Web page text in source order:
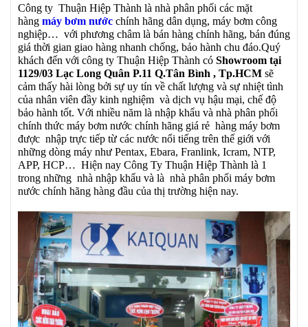
Công ty Thuận Hiệp Thành là nhà phân phối các mặt
hàng máy bơm nước chính hãng dân dụng, máy bơm công
nghiệp… với phương châm là bán hàng chính hãng, bán đúng
giá thời gian giao hàng nhanh chống, bảo hành chu đáo.Quý
khách đến với công ty Thuận Hiệp Thành có Showroom tại
1129/03 Lạc Long Quân P.11 Q.Tân Bình , Tp.HCM sẽ
cảm thấy hài lòng bởi sự uy tín về chất lượng và sự nhiệt tình
của nhân viên đầy kinh nghiệm và dịch vụ hậu mại, chế độ
bảo hành tốt. Với nhiều năm là nhập khẩu và nhà phân phối
chính thức máy bơm nước chính hãng giá rẻ hàng máy bơm
được nhập trực tiếp từ các nước nổi tiếng trên thế giới với
những dòng máy như Pentax, Ebara, Franlink, Icram, NTP,
APP, HCP… Hiện nay Công Ty Thuận Hiệp Thành là 1
trong những nhà nhập khẩu và là nhà phân phối máy bơm
nước chính hãng hàng đầu của thị trường hiện nay.